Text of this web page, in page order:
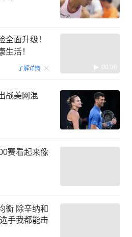
全面升级！
生活！
了解详情 00:06
战美网混
赛看起来像
衡 除辛纳和
手我都能击